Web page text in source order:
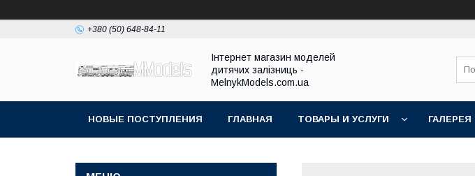
+380 (50) 648-84-11
Інтернет магазин моделей
дитячих залізниць -
MelnykModels.com.ua
НОВЫЕ ПОСТУПЛЕНИЯ ГЛАВНАЯ ТОВАРЫ И УСЛУГИ ГАЛЕРЕЯ